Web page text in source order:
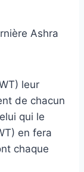
leur
de chacun
qui le
en fera
chaque